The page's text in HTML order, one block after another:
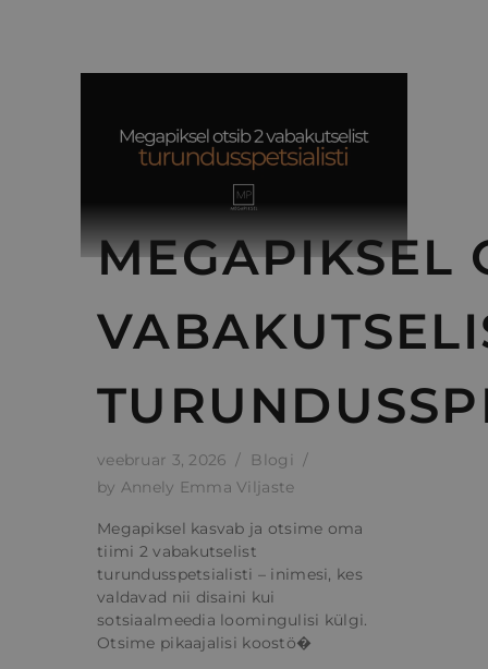
MEGAPIKSEL
veebruar 3, 2026
Blogi
by Annely Emma Viljaste
Megapiksel kasvab ja otsime oma
tiimi 2 vabakutselist
turundusspetsialisti – inimesi, kes
valdavad nii disaini kui
sotsiaalmeedia loomingulisi külgi.
Otsime pikaajalisi koostö�